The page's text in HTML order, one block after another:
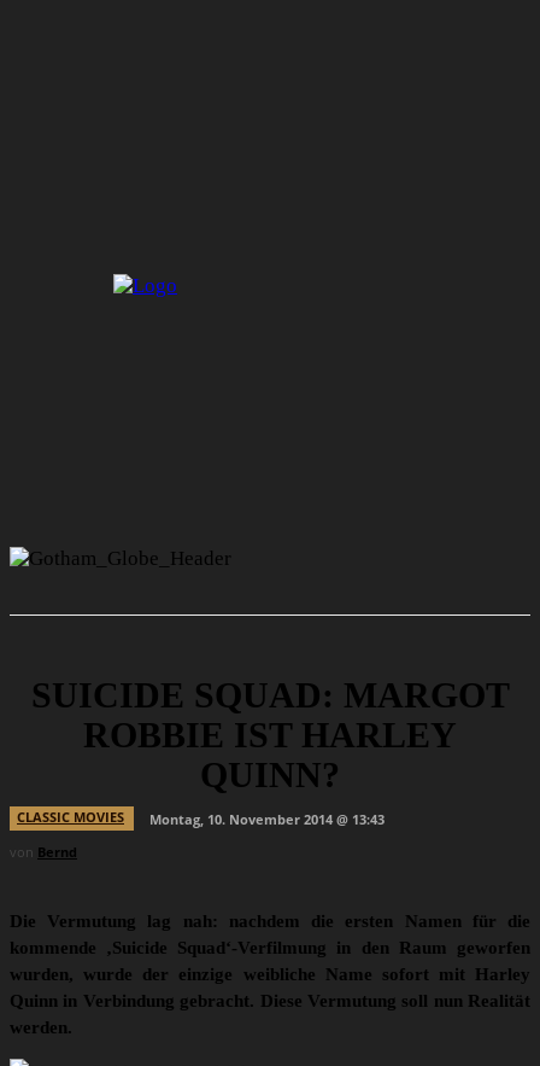
SUICIDE SQUAD: MARGOT
ROBBIE IST HARLEY
QUINN?
CLASSIC MOVIES
Montag, 10. November 2014 @ 13:43
von Bernd
Die Vermutung lag nah: nachdem die ersten Namen für die
kommende ‚Suicide Squad‘-Verfilmung in den Raum geworfen
wurden, wurde der einzige weibliche Name sofort mit Harley
Quinn in Verbindung gebracht. Diese Vermutung soll nun Realität
werden.